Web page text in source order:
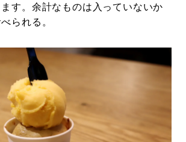
す。余計なものは入っていないか
られる。